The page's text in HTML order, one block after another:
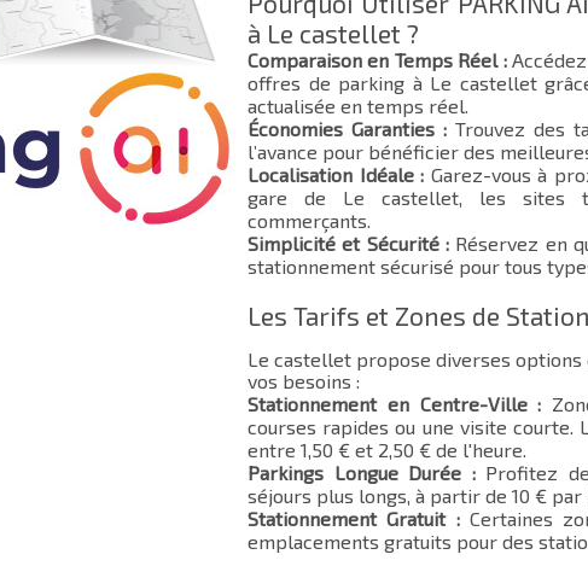
à Le castellet ?
Comparaison en Temps Réel :
offres de parking à Le castellet
actualisée en temps réel.
Économies Garanties : Trouvez des
l’avance pour bénéficier des
Localisation Idéale : Garez-vous à
gare de Le castellet, les sites
commerçants.
Simplicité et Sécurité :Réservez en
stationnement sécurisé pour tous
Les Tarifs et Zones de
Le castellet propose diverses options
vos besoins :
Stationnement en Centre-Ville :
courses rapides ou une visite
entre 1,50 € et 2,50 € de l'heure.
Parkings Longue Durée :Profitez de
séjours plus longs, à partir de 10 € par
Stationnement Gratuit :Certaines
emplacements gratuits pour des